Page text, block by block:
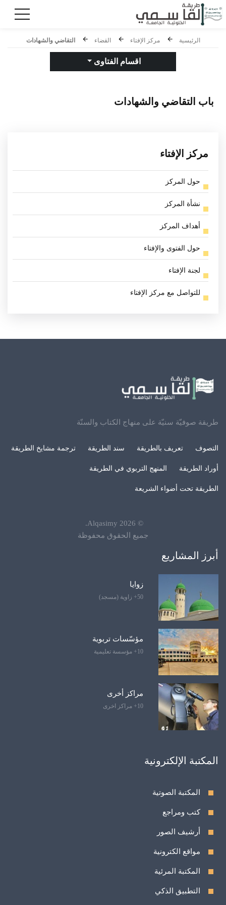
الرئيسية مركز الإفتاء القضاء التقاضي والشهادات
اقسام الفتاوى
باب التقاضي والشهادات
مركز الإفتاء
حول المركز
نشأة المركز
أهداف المركز
حول الفتوى والإفتاء
لجنة الإفتاء
للتواصل مع مركز الإفتاء
طريقة صوفيّة سنيّة على منهاج الكتاب والسنّة
التصوف تعريف بالطريقة سند الطريقة ترجمة مشايخ الطريقة
أوراد الطريقة المنهج التربوي في الطريقة
الطريقة تحت أضواء الشريعة
©
2026
Alqasimy
.
جميع الحقوق محفوظة
أبرز المشاريع
زوايا
50+ زاوية (مسجد)
مؤسّسات تربوية
10+ مؤسسة تعليمية
مراكز أخرى
10+ مراكز اخرى
المكتبة الإلكترونية
المكتبة الصوتية
كتب ومراجع
أرشيف الصور
مواقع الكترونية
المكتبة المرئية
التطبيق الذكي